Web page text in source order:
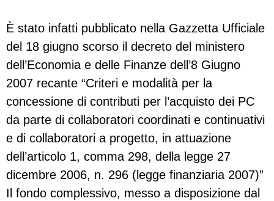
È stato infatti pubblicato nella Gazzetta Ufficiale
del 18 giugno scorso il decreto del ministero
dell’Economia e delle Finanze dell’8 Giugno
2007 recante “Criteri e modalità per la
concessione di contributi per l’acquisto dei PC
da parte di collaboratori coordinati e continuativi
e di collaboratori a progetto, in attuazione
dell’articolo 1, comma 298, della legge 27
dicembre 2006, n. 296 (legge finanziaria 2007)”
Il fondo complessivo, messo a disposizione dal